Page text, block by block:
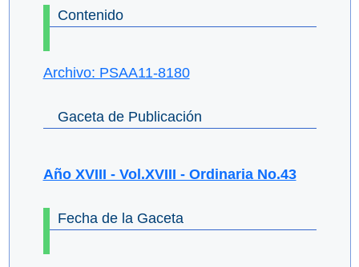
Contenido
Archivo: PSAA11-8180
Gaceta de Publicación
Año XVIII - Vol.XVIII - Ordinaria No.43
Fecha de la Gaceta